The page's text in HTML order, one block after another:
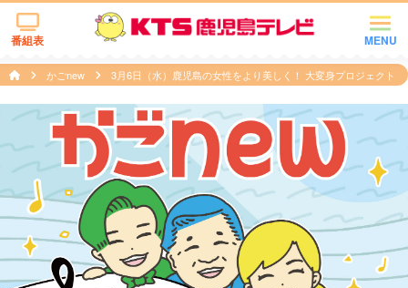
MENU
番組表
かごnew 3月6日（水）鹿児島の女性をより美しく！ 大変身プロジェクト